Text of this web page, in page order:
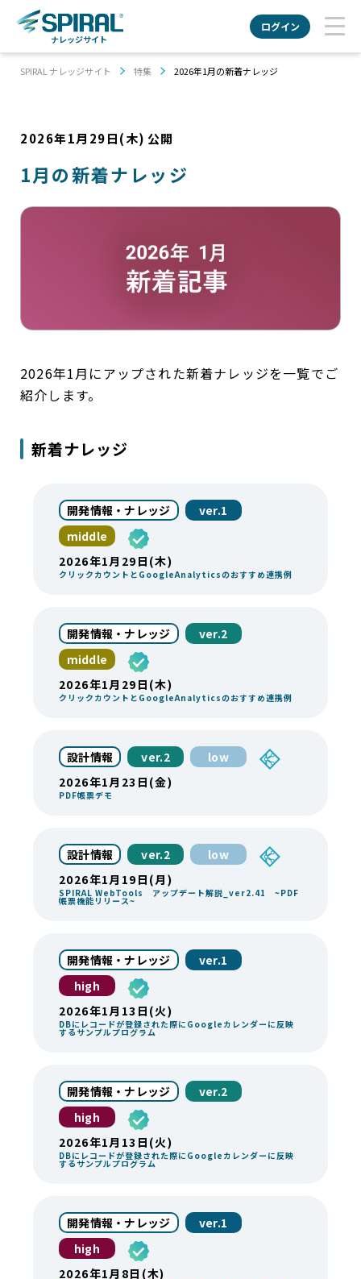
ナレッジサイト
ログイン
SPIRAL ナレッジサイト 特集 2026年1月の新着ナレッジ
2026年1月29日(木) 公開
1月の新着ナレッジ
2026年1月にアップされた新着ナレッジを一覧でご
紹介します。
新着ナレッジ
開発情報・ナレッジ
ver.1
middle
2026年1月29日(木)
クリックカウントとGoogleAnalyticsのおすすめ連携例
開発情報・ナレッジ
ver.2
middle
2026年1月29日(木)
クリックカウントとGoogleAnalyticsのおすすめ連携例
設計情報 ver.2
low
2026年1月23日(金)
PDF帳票デモ
設計情報 ver.2
low
2026年1月19日(月)
SPIRAL WebTools アップデート解説_ver2.41 ~PDF
帳票機能リリース~
開発情報・ナレッジ
ver.1
high
2026年1月13日(火)
DBにレコードが登録された際にGoogleカレンダーに反映
するサンプルプログラム
開発情報・ナレッジ
ver.2
high
2026年1月13日(火)
DBにレコードが登録された際にGoogleカレンダーに反映
するサンプルプログラム
開発情報・ナレッジ
ver.1
high
2026年1月8日(木)